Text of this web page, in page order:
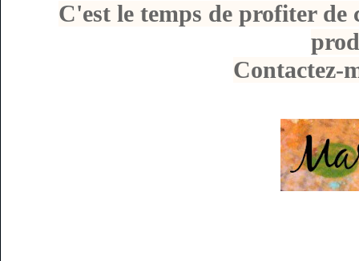
C'est le temps de profiter
Contactez-